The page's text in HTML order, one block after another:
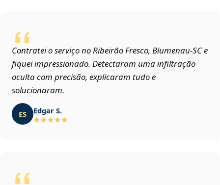
Contratei o serviço no Ribeirão Fresco, Blumenau‑SC e
fiquei impressionado. Detectaram uma infiltração
oculta com precisão, explicaram tudo e
solucionaram.
ES Edgar S.